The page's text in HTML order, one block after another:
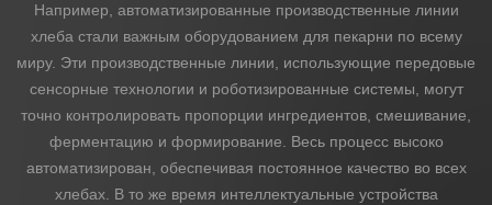
Например, автоматизированные производственные линии
хлеба стали важным оборудованием для пекарни по всему
миру. Эти производственные линии, использующие передовые
сенсорные технологии и роботизированные системы, могут
точно контролировать пропорции ингредиентов, смешивание,
ферментацию и формирование. Весь процесс высоко
автоматизирован, обеспечивая постоянное качество во всех
хлебах. В то же время интеллектуальные устройства